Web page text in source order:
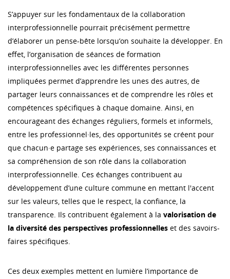
S’appuyer sur les fondamentaux de la collaboration
interprofessionnelle pourrait précisément permettre
d’élaborer un pense-bête lorsqu’on souhaite la développer. En
effet, l’organisation de séances de formation
interprofessionnelles avec les différentes personnes
impliquées permet d’apprendre les unes des autres, de
partager leurs connaissances et de comprendre les rôles et
compétences spécifiques à chaque domaine. Ainsi, en
encourageant des échanges réguliers, formels et informels,
entre les professionnel·les, des opportunités se créent pour
que chacun·e partage ses expériences, ses connaissances et
sa compréhension de son rôle dans la collaboration
interprofessionnelle. Ces échanges contribuent au
développement d’une culture commune en mettant l'accent
sur les valeurs, telles que le respect, la confiance, la
transparence. Ils contribuent également à la valorisation de
la diversité des perspectives professionnelles et des savoirs-
faires spécifiques.
Ces deux exemples mettent en lumière l’importance de